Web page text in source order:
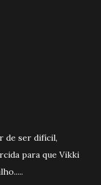
de ser difícil,
para que Vikki